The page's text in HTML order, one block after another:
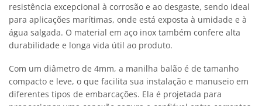
resistência excepcional à corrosão e ao desgaste, sendo ideal
para aplicações marítimas, onde está exposta à umidade e à
água salgada. O material em aço inox também confere alta
durabilidade e longa vida útil ao produto.
Com um diâmetro de 4mm, a manilha balão é de tamanho
compacto e leve, o que facilita sua instalação e manuseio em
diferentes tipos de embarcações. Ela é projetada para